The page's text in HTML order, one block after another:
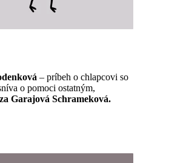
– príbeh o chlapcovi so
o pomoci ostatným,
Garajová Schrameková.